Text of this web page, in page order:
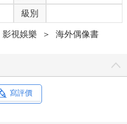
級別
影視娛樂 ＞ 海外偶像書
寫評價